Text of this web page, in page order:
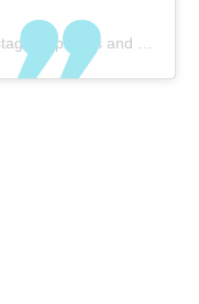
photos and videos